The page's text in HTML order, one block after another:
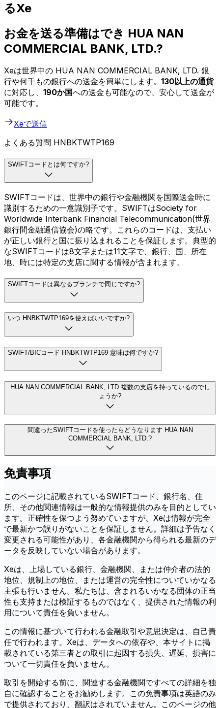
るXe
お金を送る準備はでき HUA NAN
COMMERCIAL BANK, LTD.?
Xeは世界中の HUA NAN COMMERCIAL BANK, LTD. 銀
行や何千もの銀行への送金を簡単にします。 130以上の通貨
に対応し、 190か国への送金も可能なので、安心して送金が
可能です。
Xeで送信
よくある質問 HNBKTWTP169
SWIFTコードとは何ですか?
SWIFTコードは、世界中の銀行や金融機関を国際送金時に
識別するための一意識別子です。SWIFTはSociety for
Worldwide Interbank Financial Telecommunication(世界
銀行間金融通信協会)の略です。これらのコードは、支払い
が正しい銀行と国に振り込まれることを保証します。典型的
なSWIFTコードは8文字または11文字で、銀行、国、所在
地、時には特定の支店に関する情報が含まれます。
SWIFTコードは異なるブランチで同じですか?
いつ HNBKTWTP169を使えばいいですか?
SWIFT/BICコード HNBKTWTP169 意味は何ですか?
HUA NAN COMMERCIAL BANK, LTD.複数の支店を持っているのでし
ょうか?
間違ったSWIFTコードを使ったらどうなります HUA NAN
COMMERCIAL BANK, LTD.?
免責事項
このページに記載されているSWIFTコード、銀行名、住
所、その他関連情報は一般的な情報提供のみを目的としてい
ます。正確性を保つよう努めていますが、Xeは情報が完全
で最新かつ誤りがないことを保証しません。詳細は予告なく
変更される可能性があり、各金融機関から得られる最新のデ
ータを反映していない場合があります。
Xeは、上場している銀行、金融機関、または仲介者の法的
地位、規制上の地位、または運営の完全性についていかなる
主張も行いません。私たちは、含まれるいかなる団体の正当
性も支持または検証するものではなく、提供された情報の利
用について責任を負いません。
この情報に基づいて行われる金融取引や意思決定は、自己責
任で行われます。Xeは、データへの依存や、本サイトに掲
載されている第三者との取引に起因する損失、遅延、損害に
ついて一切責任を負いません。
取引を開始する前に、関連する金融機関ですべての詳細を独
自に確認することをお勧めします。この免責事項は英語のみ
で提供されており、翻訳はされていません。このページの他